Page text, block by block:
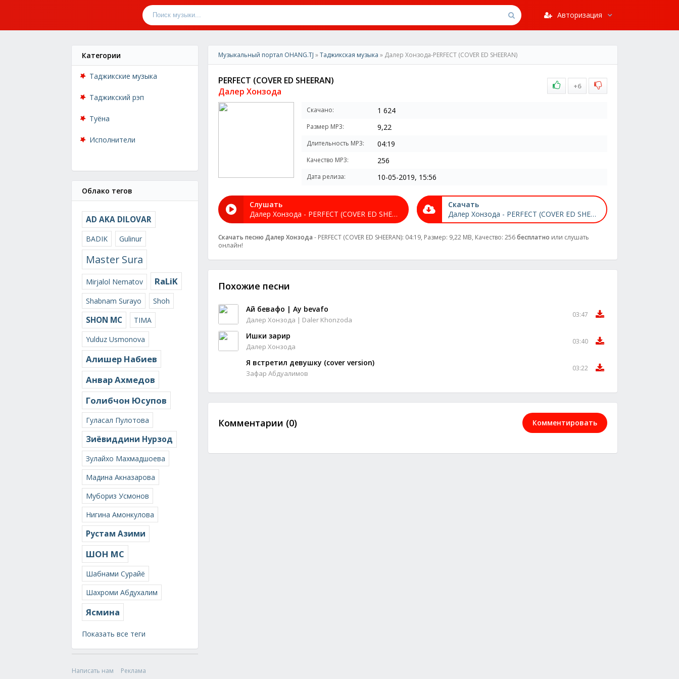
Авторизация
Категории
Таджикские музыка
Таджикский рэп
Туёна
Исполнители
Облако тегов
AD AKA DILOVAR
BADIK Gulinur
Master Sura
Mirjalol Nematov RaLiK
Shabnam Surayo Shoh
SHON MC
TIMA
Yulduz Usmonova
Алишер Набиев
Анвар Ахмедов
Голибчон Юсупов
Гуласал Пулотова
Зиёвиддини Нурзод
Зулайхо Махмадшоева
Мадина Акназарова
Мубориз Усмонов
Нигина Амонкулова
Рустам Азими
ШОН МС
Шабнами Сурайё
Шахроми Абдухалим
Ясмина
Показать все теги
Написать нам
Реклама
Музыкальный портал OHANG.TJ »Таджикская музыка » Далер Хонзода-PERFECT (COVER ED SHEERAN)
PERFECT (COVER ED SHEERAN)
Далер Хонзода
+6
Скачано: 1 624
Размер MP3: 9,22
Длительность MP3: 04:19
Качество MP3: 256
Дата релиза: 10-05-2019, 15:56
Слушать
Далер Хонзода - PERFECT (COVER ED SHEERAN)
Скачать
Далер Хонзода - PERFECT (COVER ED SHEERAN)
Скачать песню Далер Хонзода - PERFECT (COVER ED SHEERAN): 04:19, Размер: 9,22 MB, Качество: 256бесплатно или слушать
онлайн!
Похожие песни
Ай бевафо | Ay bevafo
Далер Хонзода | Daler Khonzoda
03:47
Ишки зарир
Далер Хонзода
03:40
Я встретил девушку (cover version)
Зафар Абдуалимов
03:22
Комментарии (0) Комментировать